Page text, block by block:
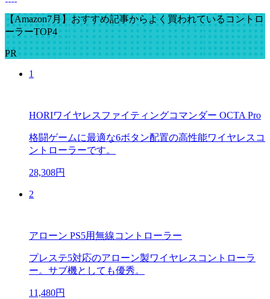
【Amazon7月】おすすめ記事からよく買われているコントロ
ーラーTOP4
PR
1
HORIワイヤレスファイティングコマンダー OCTA Pro
格闘ゲームに最適な6ボタン配置の高性能ワイヤレスコ
ントローラーです。
28,308円
2
アローン PS5用無線コントローラー
プレステ5対応のアローン製ワイヤレスコントローラ
ー。サブ機としても優秀。
11,480円